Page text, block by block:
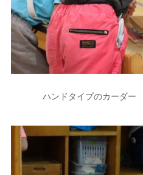
ハンドタイプのカーダー